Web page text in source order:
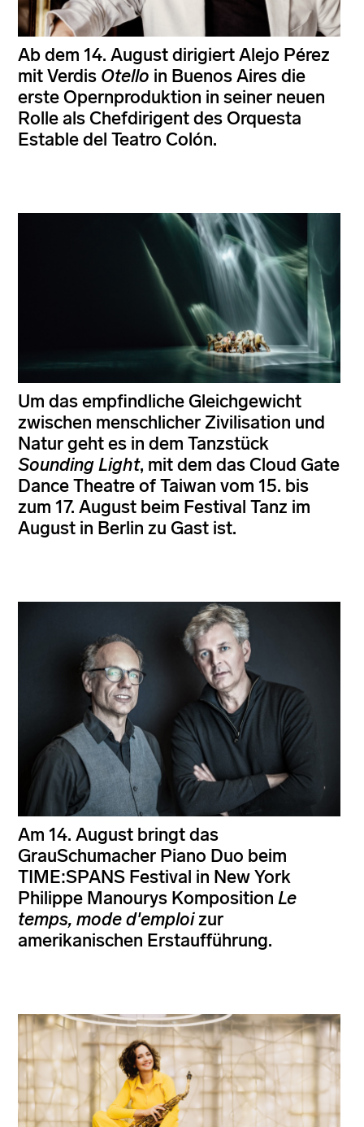
Ab dem 14. August dirigiert Alejo Pérez
mit Verdis Otello in Buenos Aires die
erste Opernproduktion in seiner neuen
Rolle als Chefdirigent des Orquesta
Estable del Teatro Colón.
Um das empfindliche Gleichgewicht
zwischen menschlicher Zivilisation und
Natur geht es in dem Tanzstück
Sounding Light, mit dem das Cloud Gate
Dance Theatre of Taiwan vom 15. bis
zum 17. August beim Festival Tanz im
August in Berlin zu Gast ist.
Am 14. August bringt das
GrauSchumacher Piano Duo beim
TIME:SPANS Festival in New York
Philippe Manourys Komposition Le
temps, mode d'emploizur
amerikanischen Erstaufführung.